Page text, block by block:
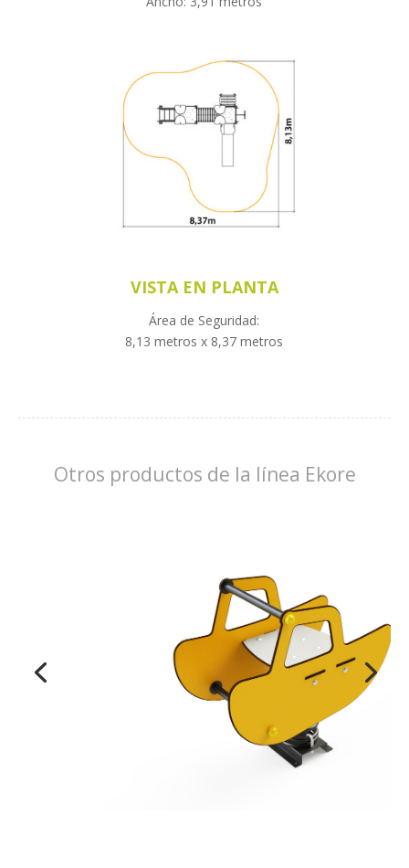
VISTA EN PLANTA
Área de Seguridad:
8,13 metros x 8,37 metros
Otros productos de la línea Ekore